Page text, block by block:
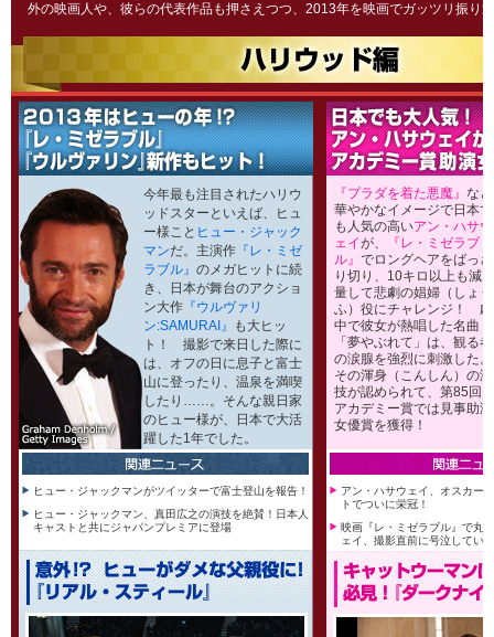
外の映画人や、彼らの代表作品も押さえつつ、2013年を映画でガッツリ振り
今年最も注目されたハリウ
ッドスターといえば、ヒュ
ー様こと ヒュー・ジャック
マンだ。主演作 『レ・ミゼ
ラブル』 のメガヒットに続
き、日本が舞台のアクショ
ン大作 『ウルヴァリ
ン:SAMURAI』
も大ヒッ
ト！ 撮影で来日した際に
は、オフの日に息子と富士
山に登ったり、温泉を満喫
したり……。そんな親日家
のヒュー様が、日本で大活
躍した1年でした。
ヒュー・ジャックマンがツイッターで富士登山を報告！
ヒュー・ジャックマン、真田広之の演技を絶賛！日本人
キャストと共にジャパンプレミアに登場
『プラダを着た悪魔』 など
華やかなイメージで日本で
も人気の高いアン・ハサウ
ェイが、
『レ・ミゼラブ
ル』 でロングヘアをばっさ
り切り、10キロ以上も減
量して悲劇の娼婦（しょう
ふ）役にチャレンジ！ 劇
中で彼女が熱唱した名曲
「夢やぶれて」は、観る者
の涙腺を強烈に刺激した。
その渾身（こんしん）の演
技が認められて、第85回
アカデミー賞では見事助演
女優賞を獲得！
アン・ハサウェイ、オスカー
トでついに栄冠！
映画『レ・ミゼラブル』で丸
ェイ、撮影直前に号泣してい